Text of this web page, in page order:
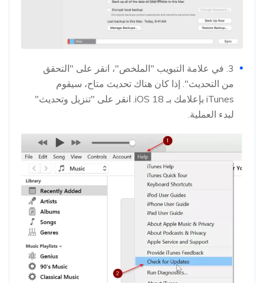
3. في علامة التبويب "الملخص"، انقر على "التحقق
من التحديث". إذا كان هناك تحديث متاح، سيقوم
iTunes بإعلامك بـ iOS 18. انقر على "تنزيل وتحديث"
لبدء العملية.